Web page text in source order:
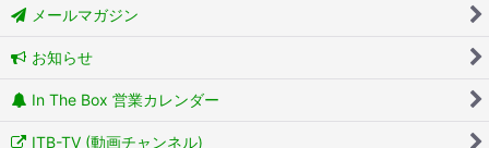
メールマガジン
お知らせ
In The Box 営業カレンダー
ITB-TV (動画チャンネル)